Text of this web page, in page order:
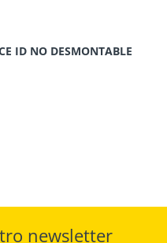
ID NO DESMONTABLE
newsletter